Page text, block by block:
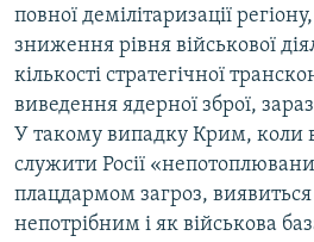
повної демілітаризації
зниження рівня військової
кількості стратегічної
виведення ядерної зброї,
У такому випадку Крим, коли
служити Росії
плацдармом загроз, виявиться
непотрібним і як військова